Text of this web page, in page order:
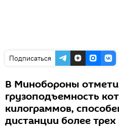
Подписаться
В Минобороны
грузоподъемность
килограммов,
дистанции более